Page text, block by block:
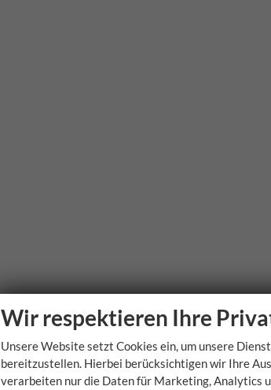
Wir respektieren Ihre
Unsere Website setzt Cookies ein, um unsere
bereitzustellen. Hierbei berücksichtigen wir Ihre
verarbeiten nur die Daten für Marketing, Analytics